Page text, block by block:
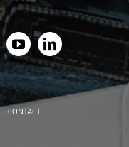
CONTACT